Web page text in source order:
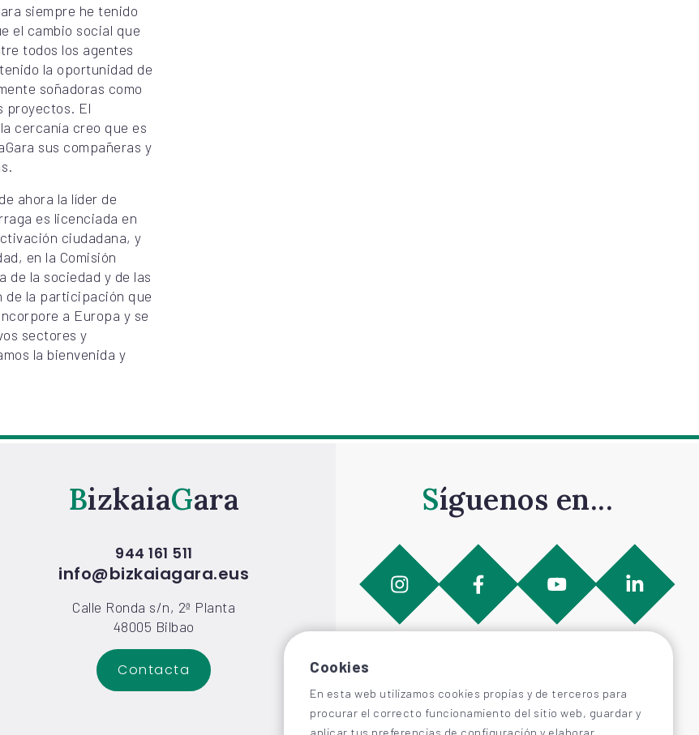
siempre he tenido
el cambio social que
todos los agentes
la oportunidad de
soñadoras como
proyectos. El
cercanía creo que es
sus compañeras y
ahora la líder de
es licenciada en
ciudadana, y
en la Comisión
de la sociedad y de las
de la participación que
a Europa y se
sectores y
la bienvenida y
Bizkaia Gara
944 161 511
info@bizkaiagara.eus
Calle Ronda s/n, 2ª Planta
48005 Bilbao
Contacta
Síguenos en...
Cookies
En esta web utilizamos cookies propias y de terceros para
procurar el correcto funcionamiento del sitio web, guardar y
aplicar tus preferencias de configuración y elaborar